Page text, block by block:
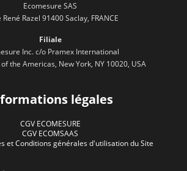
Ecomesure SAS
Razel 91400 Saclay, FRANCE
Filiale
Inc. c/o Pramex International
the Americas, New York, NY 10020, USA
légales
CGV ECOMESURE
CGV ECOMSAAS
et Conditions générales d'utilisation du Site